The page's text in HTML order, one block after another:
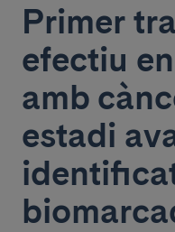
Primer
efectiu
amb
estadi